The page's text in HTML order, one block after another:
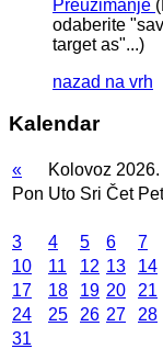
Preuzimanje
odaberite
target as"...)
nazad na vrh
Kalendar
« Kolovoz 2026.
Pon Uto Sri Čet Pet
3
4 5 6 7
10
11 12 13 14
17
18 19 20 21
24
25 26 27 28
31